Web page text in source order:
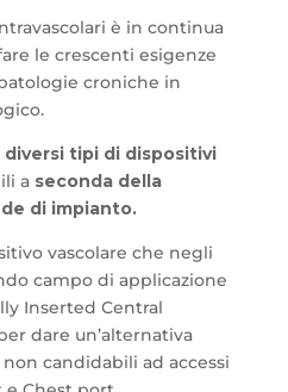
è in continua
le crescenti esigenze
croniche in
diversi tipi di dispositivi
a seconda della
di impianto.
vascolare che negli
campo di applicazione
Inserted Central
dare un’alternativa
candidabili ad accessi